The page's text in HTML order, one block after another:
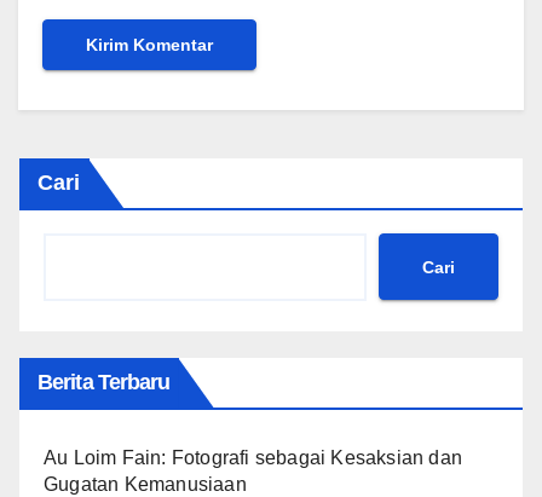
Cari
Cari
Berita Terbaru
Au Loim Fain: Fotografi sebagai Kesaksian dan
Gugatan Kemanusiaan